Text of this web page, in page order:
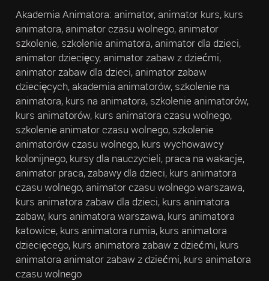
Akademia Animatora: animator, animator kurs, kurs
animatora, animator czasu wolnego, animator
szkolenie, szkolenie animatora, animator dla dzieci,
animator dziecięcy, animator zabaw z dziećmi,
animator zabaw dla dzieci, animator zabaw
dziecięcych, akademia animatorów, szkolenie na
animatora, kurs na animatora, szkolenie animatorów,
kurs animatorów, kurs animatora czasu wolnego,
szkolenie animator czasu wolnego, szkolenie
animatorów czasu wolnego, kurs wychowawcy
kolonijnego, kursy dla nauczycieli, praca na wakacje,
animator praca, zabawy dla dzieci, kurs animatora
czasu wolnego, animator czasu wolnego warszawa,
kurs animatora zabaw dla dzieci, kurs animatora
zabaw, kurs animatora warszawa, kurs animatora
katowice, kurs animatora rumia, kurs animatora
dziecięcego, kurs animatora zabaw z dziećmi, kurs
animatora animator zabaw z dziećmi, kurs animatora
czasu wolnego